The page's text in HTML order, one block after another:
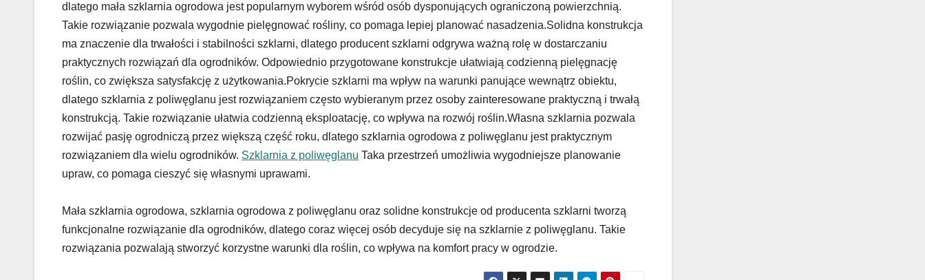
dlatego mała szklarnia ogrodowa jest popularnym wyborem wśród osób dysponujących ograniczoną powierzchnią.
Takie rozwiązanie pozwala wygodnie pielęgnować rośliny, co pomaga lepiej planować nasadzenia.Solidna konstrukcja
ma znaczenie dla trwałości i stabilności szklarni, dlatego producent szklarni odgrywa ważną rolę w dostarczaniu
praktycznych rozwiązań dla ogrodników. Odpowiednio przygotowane konstrukcje ułatwiają codzienną pielęgnację
roślin, co zwiększa satysfakcję z użytkowania.Pokrycie szklarni ma wpływ na warunki panujące wewnątrz obiektu,
dlatego szklarnia z poliwęglanu jest rozwiązaniem często wybieranym przez osoby zainteresowane praktyczną i trwałą
konstrukcją. Takie rozwiązanie ułatwia codzienną eksploatację, co wpływa na rozwój roślin.Własna szklarnia pozwala
rozwijać pasję ogrodniczą przez większą część roku, dlatego szklarnia ogrodowa z poliwęglanu jest praktycznym
rozwiązaniem dla wielu ogrodników. Szklarnia z poliwęglanu Taka przestrzeń umożliwia wygodniejsze planowanie
upraw, co pomaga cieszyć się własnymi uprawami.
Mała szklarnia ogrodowa, szklarnia ogrodowa z poliwęglanu oraz solidne konstrukcje od producenta szklarni tworzą
funkcjonalne rozwiązanie dla ogrodników, dlatego coraz więcej osób decyduje się na szklarnie z poliwęglanu. Takie
rozwiązania pozwalają stworzyć korzystne warunki dla roślin, co wpływa na komfort pracy w ogrodzie.